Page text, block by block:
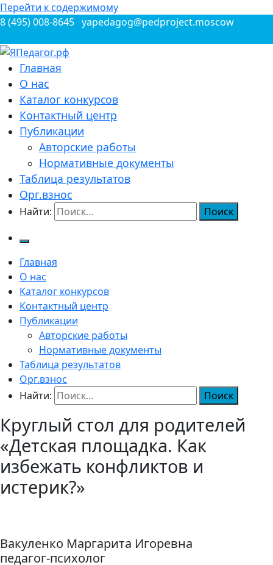
Перейти к содержимому
8 (495) 008-8645 yapedagog@pedproject.moscow
ЯПедагог.рф
Всероссийские конкурсы для педагогов
Главная
О нас
Каталог конкурсов
Контактный центр
Публикации
Авторские работы
Нормативные документы
Таблица результатов
Орг.взнос
Найти:
Главная
О нас
Каталог конкурсов
Контактный центр
Публикации
Авторские работы
Нормативные документы
Таблица результатов
Орг.взнос
Найти:
Круглый стол для родителей
«Детская площадка. Как
избежать конфликтов и
истерик?»
Вакуленко Маргарита Игоревна
педагог-психолог